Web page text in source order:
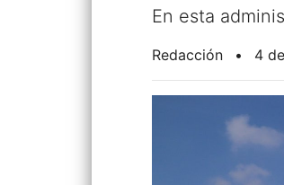
En esta
Redacción • 4